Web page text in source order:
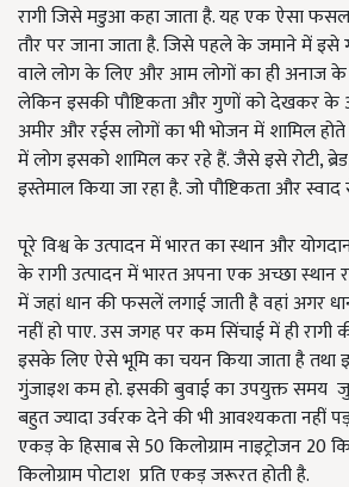
रागी जिसे मडुआ कहा जाता है. यह एक ऐसा
तौर पर जाना जाता है. जिसे पहले के जमाने में
वाले लोग के लिए और आम लोगों का ही अनाज के
लेकिन इसकी पौष्टिकता और गुणों को देखकर
अमीर और रईस लोगों का भी भोजन में शामिल
में लोग इसको शामिल कर रहे हैं. जैसे इसे रोटी,
इस्तेमाल किया जा रहा है. जो पौष्टिकता और
पूरे विश्व के उत्पादन में भारत का स्थान और
के रागी उत्पादन में भारत अपना एक अच्छा
में जहां धान की फसलें लगाई जाती है वहां अगर
नहीं हो पाए. उस जगह पर कम सिंचाई में ही रागी
इसके लिए ऐसे भूमि का चयन किया जाता है तथा
गुंजाइश कम हो. इसकी बुवाई का उपयुक्त समय
बहुत ज्यादा उर्वरक देने की भी आवश्यकता नहीं
एकड़ के हिसाब से 50 किलोग्राम नाइट्रोजन 20
किलोग्राम पोटाश प्रति एकड़ जरूरत होती है.